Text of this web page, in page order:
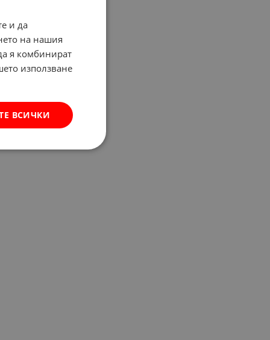
и да
на нашия
я комбинират
използване
ВСИЧКИ